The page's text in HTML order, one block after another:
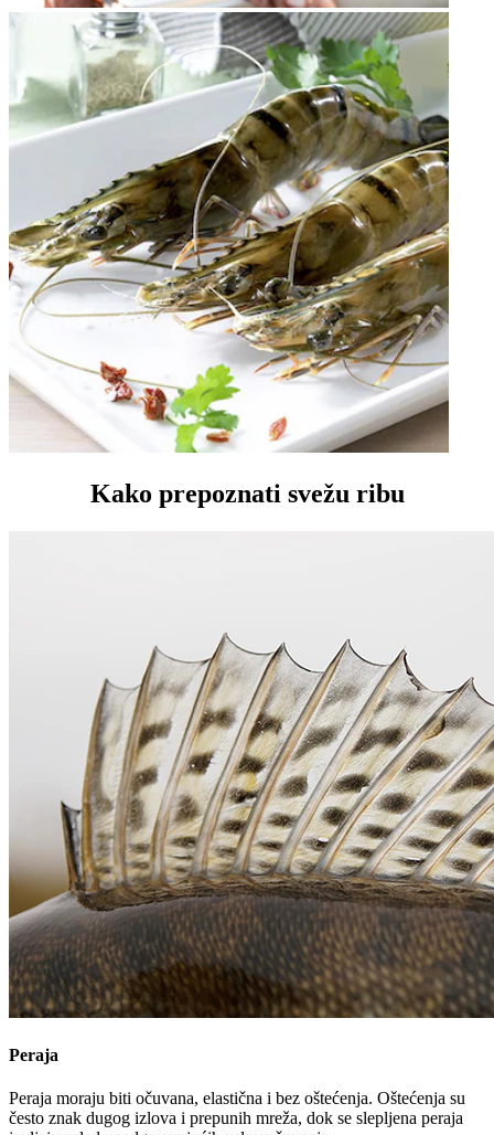
Kako prepoznati svežu ribu
Peraja
Peraja moraju biti očuvana, elastična i bez oštećenja. Oštećenja su
često znak dugog izlova i prepunih mreža, dok se slepljena peraja